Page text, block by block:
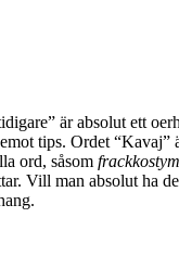
är absolut ett
tips. Ordet
ord, såsom frackkostym
Vill man absolut ha